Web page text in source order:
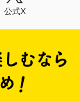
公式X